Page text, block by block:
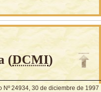
(DCMI)
Nº 24934, 30 de diciembre de 1997